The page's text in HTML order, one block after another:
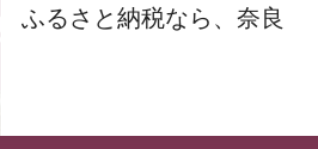
ふるさと納税なら、奈良